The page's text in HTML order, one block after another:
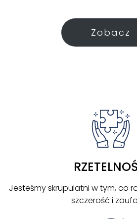
Zobacz
Jesteśmy skrupulatni w tym, co
szczerość i